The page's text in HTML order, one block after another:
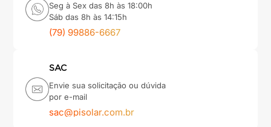
Seg à Sex das 8h às 18:00h
Sáb das 8h às 14:15h
(79) 99886-6667
SAC
Envie sua solicitação ou dúvida
por e-mail
sac@pisolar.com.br